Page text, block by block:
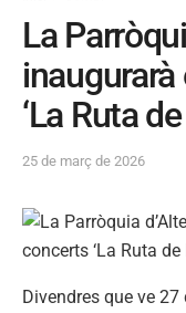
La
‘La Ruta
25 de març de 2026
Divendres que ve